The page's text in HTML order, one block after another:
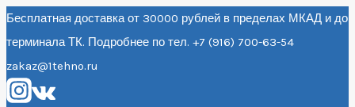
Перейти
к
содержанию
Бесплатная доставка от 30000 рублей в пределах МКАД и до
терминала ТК. Подробнее по тел. +7 (916) 700-63-54
zakaz@1tehno.ru